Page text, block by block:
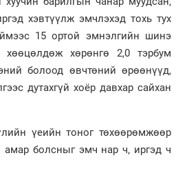
хэвтүүлж эмчлэхэд тохь тух
15 ортой эмнэлгийн шинэ
хөрөнгө 2,0 тэрбум
болоод өвчтөний өрөөнүүд,
дутахгүй хоёр давхар сайхан
үеийн тоног төхөөрөмжөөр
амар болсныг эмч нар ч, иргэд ч